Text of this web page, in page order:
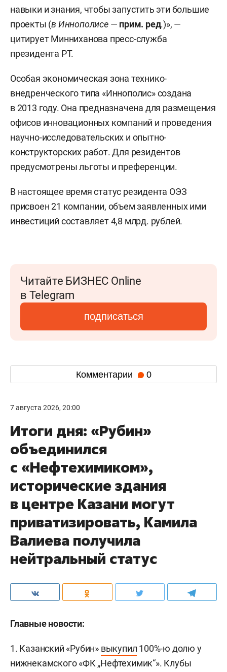
навыки и знания, чтобы запустить эти большие
проекты (в Иннополисе — прим. ред.)», —
цитирует Минниханова пресс-служба
президента РТ.
Особая экономическая зона технико-
внедренческого типа «Иннополис» создана
в 2013 году. Она предназначена для размещения
офисов инновационных компаний и проведения
научно-исследовательских и опытно-
конструкторских работ. Для резидентов
предусмотрены льготы и преференции.
В настоящее время статус резидента ОЭЗ
присвоен 21 компании, объем заявленных ими
инвестиций составляет 4,8 млрд. рублей.
Читайте БИЗНЕС Online
в Telegram
подписаться
Комментарии 0
7 августа 2026, 20:00
Итоги дня: «Рубин»
объединился
с «Нефтехимиком»,
исторические здания
в центре Казани могут
приватизировать, Камила
Валиева получила
нейтральный статус
Главные новости:
1. Казанский «Рубин» выкупил 100%-ю долю у
нижнекамского «ФК „Нефтехимик“». Клубы